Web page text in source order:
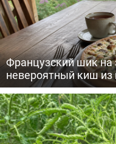
Французский шик на
невероятный киш из